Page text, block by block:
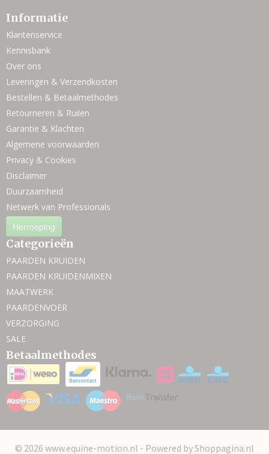
Informatie
Klantenservice
Kennisbank
Over ons
Leveringen & Verzendkosten
Bestellen & Betaalmethodes
Retourneren & Ruilen
Garantie & Klachten
Algemene voorwaarden
Privacy & Cookies
Disclaimer
Duurzaamheid
Netwerk van Professionals
Herroeping
Categorieën
PAARDEN KRUIDEN
PAARDEN KRUIDENMIXEN
MAATWERK
PAARDENVOER
VERZORGING
SALE
Betaalmethodes
© 2026 www.equine-motion.nl - Powered by Shoppagina.nl